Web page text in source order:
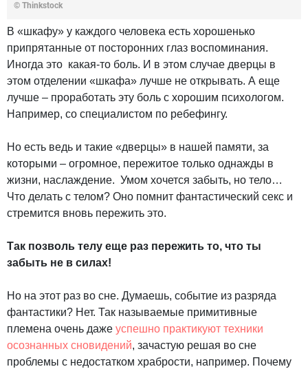
© Thinkstock
В «шкафу» у каждого человека есть хорошенько
припрятанные от посторонних глаз воспоминания.
Иногда это какая-то боль. И в этом случае дверцы в
этом отделении «шкафа» лучше не открывать. А еще
лучше – проработать эту боль с хорошим психологом.
Например, со специалистом по ребефингу.
Но есть ведь и такие «дверцы» в нашей памяти, за
которыми – огромное, пережитое только однажды в
жизни, наслаждение. Умом хочется забыть, но тело…
Что делать с телом? Оно помнит фантастический секс и
стремится вновь пережить это.
Так позволь телу еще раз пережить то, что ты
забыть не в силах!
Но на этот раз во сне. Думаешь, событие из разряда
фантастики? Нет. Так называемые примитивные
племена очень даже успешно практикуют техники
осознанных сновидений, зачастую решая во сне
проблемы с недостатком храбрости, например. Почему